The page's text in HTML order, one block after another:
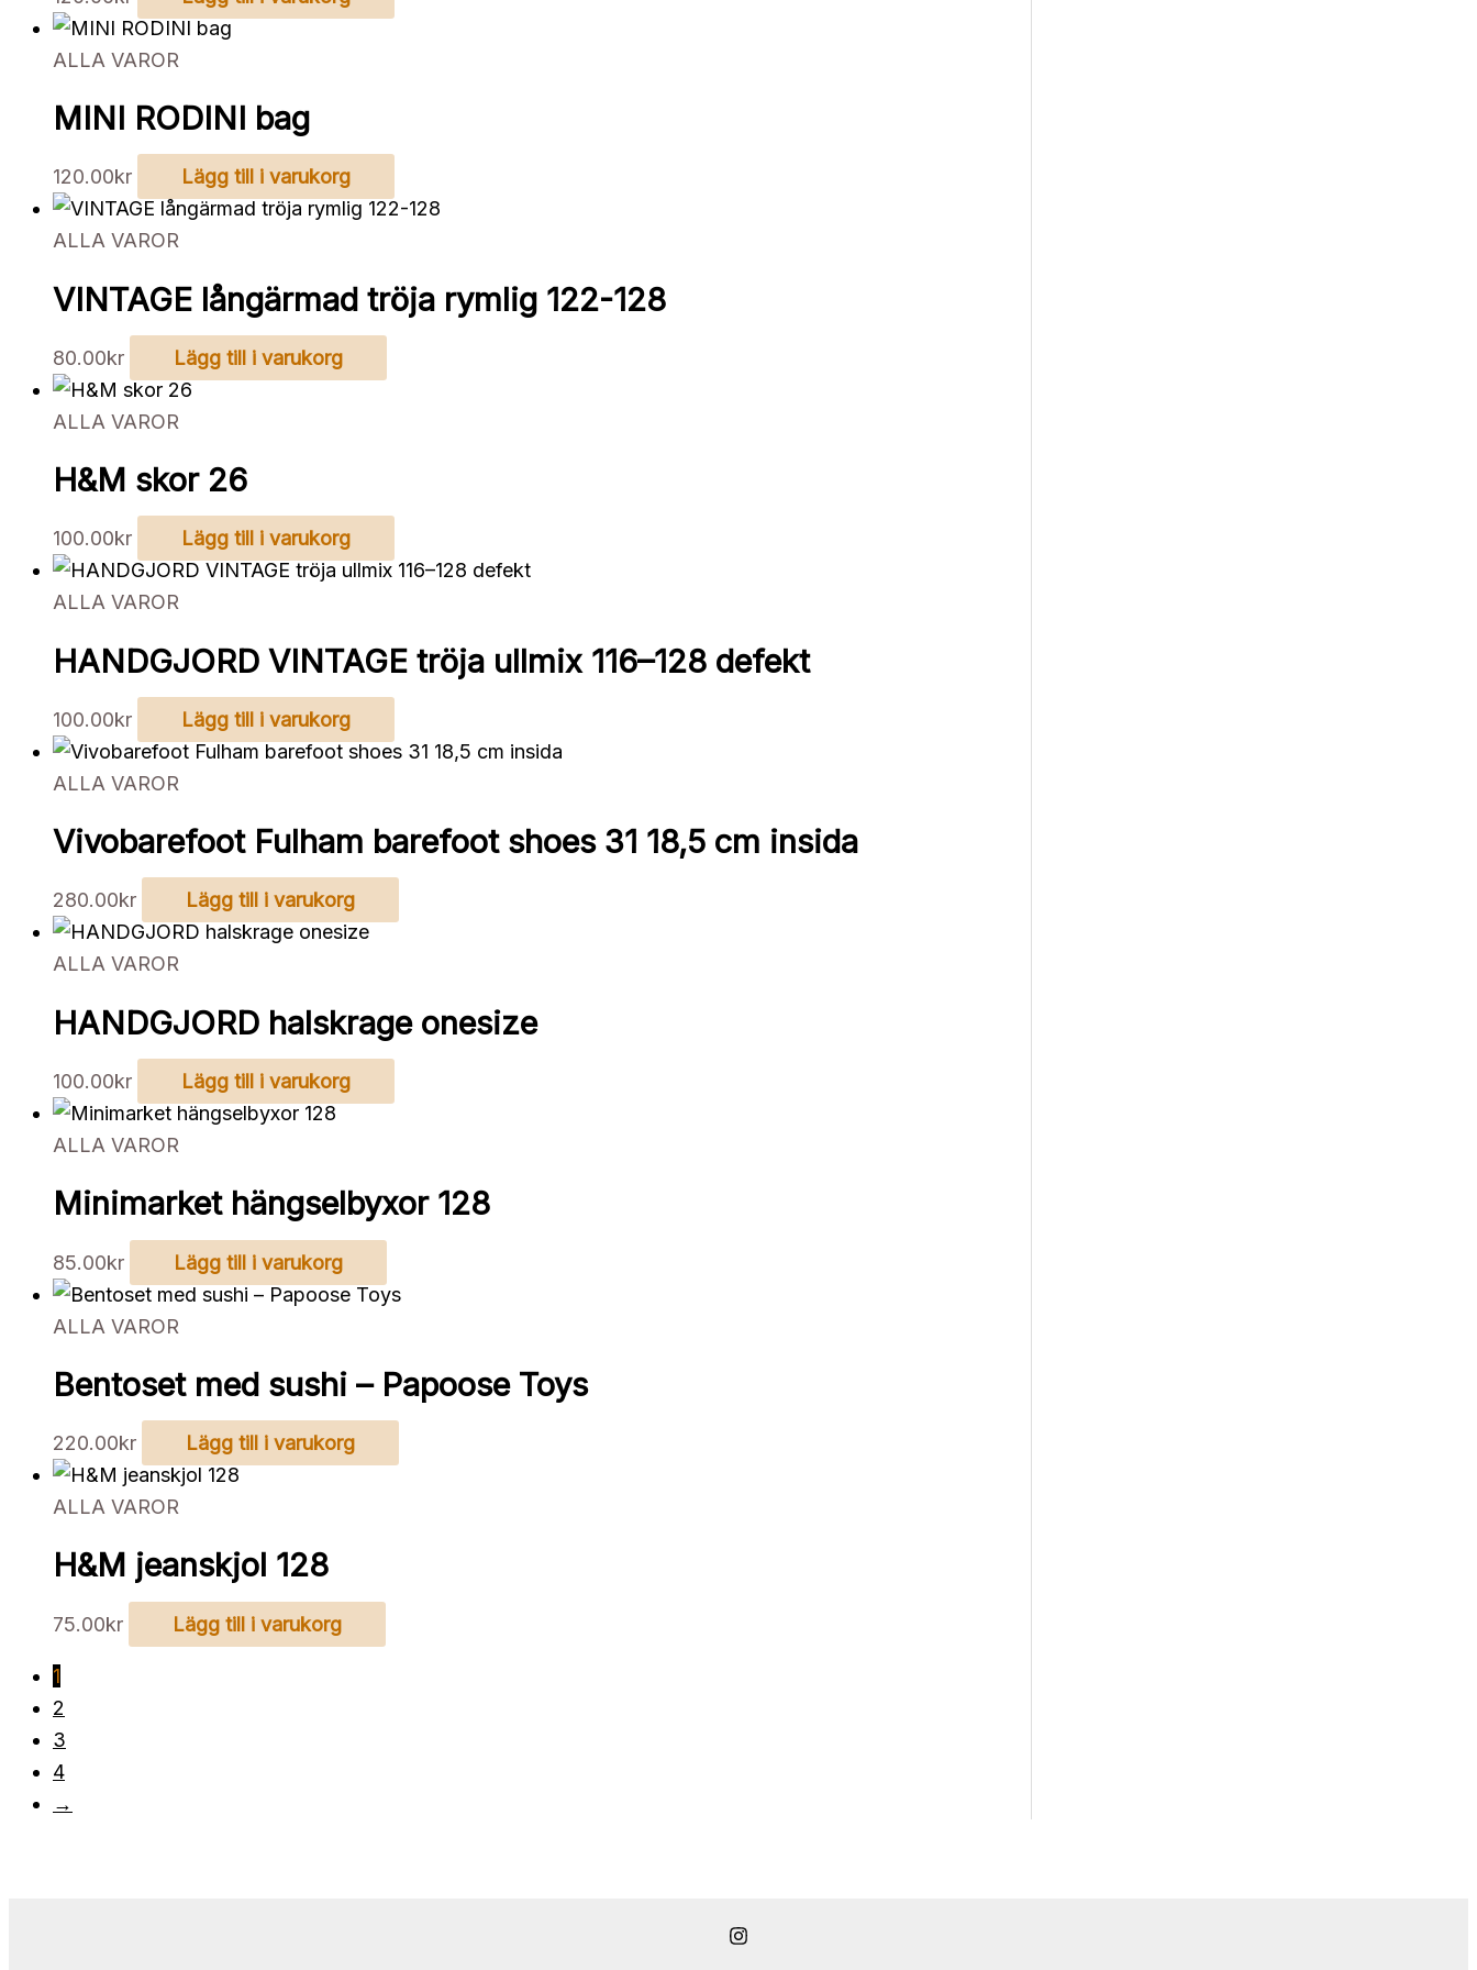
ALLA VAROR
MINI RODINI bag
120.00kr Lägg till i varukorg
ALLA VAROR
VINTAGE långärmad tröja rymlig 122-128
80.00kr Lägg till i varukorg
ALLA VAROR
H&M skor 26
100.00kr Lägg till i varukorg
ALLA VAROR
HANDGJORD VINTAGE tröja ullmix 116–128 defekt
100.00kr Lägg till i varukorg
ALLA VAROR
Vivobarefoot Fulham barefoot shoes 31 18,5 cm insida
280.00kr Lägg till i varukorg
ALLA VAROR
HANDGJORD halskrage onesize
100.00kr Lägg till i varukorg
ALLA VAROR
Minimarket hängselbyxor 128
85.00kr Lägg till i varukorg
ALLA VAROR
Bentoset med sushi – Papoose Toys
220.00kr Lägg till i varukorg
ALLA VAROR
H&M jeanskjol 128
75.00kr Lägg till i varukorg
1
2
3
4
→